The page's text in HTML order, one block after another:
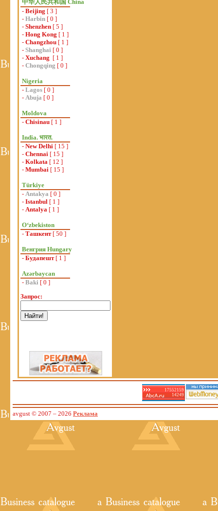
中华人民共和国 China
- Beijing [ 3 ]
- Harbin [ 0 ]
- Shenzhen [ 5 ]
- Hong Kong [ 1 ]
- Changzhou [ 1 ]
- Shanghai [ 0 ]
- Xuchang [ 1 ]
- Chongqing [ 0 ]
Nigeria
- Lagos [ 0 ]
- Abuja [ 0 ]
Moldova
- Chisinau [ 1 ]
India. भारत.
- New Delhi [ 15 ]
- Chennai [ 15 ]
- Kolkata [ 12 ]
- Mumbai [ 15 ]
Türkiye
- Antakya [ 0 ]
- Istanbul [ 1 ]
- Antalya [ 1 ]
Oʻzbekiston
- Ташкент[ 50 ]
Венгрия Hungary
- Будапешт[ 1 ]
Azərbaycan
- Baki [ 0 ]
Запрос:
17552159
14249
avgust © 2007 – 2026 Реклама